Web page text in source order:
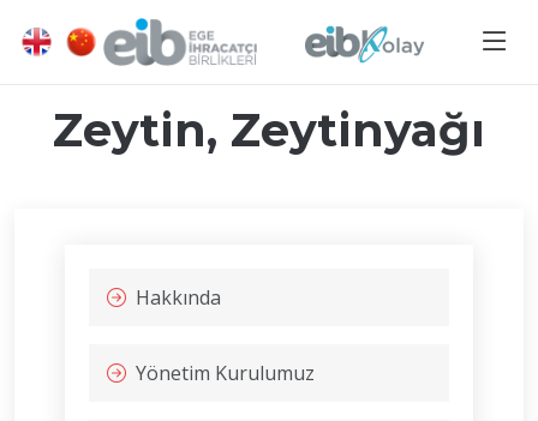
Zeytin, Zeytinyağı
Hakkında
Yönetim Kurulumuz